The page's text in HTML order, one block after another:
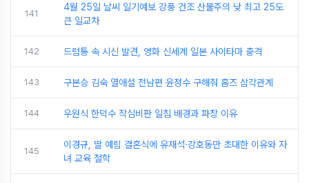
141
4월 25일 날씨 일기예보 강풍 건조 산불주의 낮 최고 25도
큰 일교차
142 드럼통 속 시신 발견, 영화 신세계 일본 사이타마 충격
143 구본승 김숙 열애설 전남편 윤정수 구해줘 홈즈 삼각관계
144 우원식 한덕수 작심비판 일침 배경과 파장 이유
145
이경규, 딸 예림 결혼식에 유재석·강호동만 초대한 이유와 자
녀 교육 철학